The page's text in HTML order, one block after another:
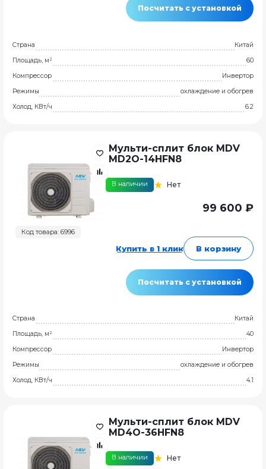
Посчитать с установкой
Страна
Китай
Площадь, м²
60
Компрессор
Инвертор
Режимы
охлаждение и обогрев
Холод, КВт/ч
6.2
Код товара: 6996
Мульти-сплит блок MDV
MD2O-14HFN8
В наличии Нет
99 600 ₽
Купить в 1 клик В корзину
Посчитать с установкой
Страна
Китай
Площадь, м²
40
Компрессор
Инвертор
Режимы
охлаждение и обогрев
Холод, КВт/ч
4.1
Мульти-сплит блок MDV
MD4O-36HFN8
В наличии Нет